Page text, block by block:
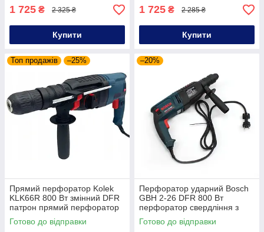
1 725 ₴ 2 325 ₴
Купити
1 725 ₴ 2 285 ₴
Купити
Топ продажів –25%
Прямий перфоратор Kolek
KLK66R 800 Вт змінний DFR
патрон прямий перфоратор
для професійних робіт
Готово до відправки
–20%
Перфоратор ударний Bosch
GBH 2-26 DFR 800 Вт
перфоратор свердління з
ударом ударний електричний
прямий перфоратор
Готово до відправки